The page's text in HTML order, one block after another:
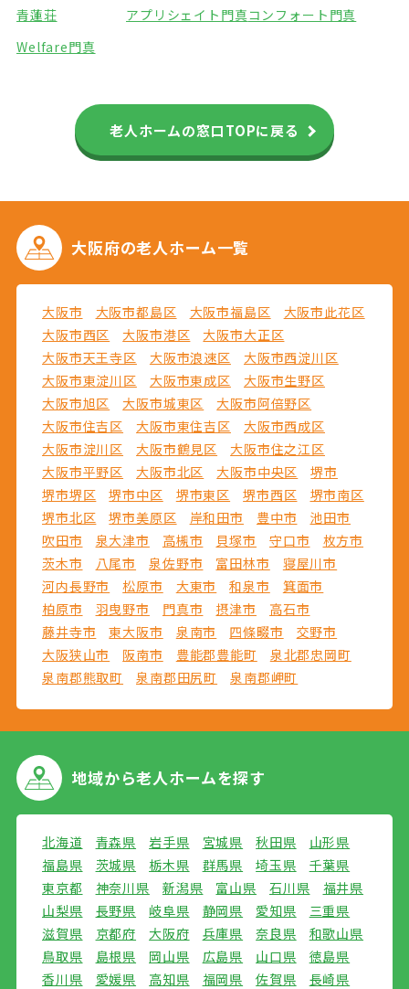
青蓮荘 アプリシェイト門真コンフォート門真
Welfare門真
老人ホームの窓口TOPに戻る
大阪府の老人ホーム一覧
大阪市 大阪市都島区 大阪市福島区
大阪市此花区
大阪市西区
大阪市港区
大阪市大正区
大阪市天王寺区
大阪市浪速区
大阪市西淀川区
大阪市東淀川区
大阪市東成区
大阪市生野区
大阪市旭区
大阪市城東区
大阪市阿倍野区
大阪市住吉区
大阪市東住吉区
大阪市西成区
大阪市淀川区
大阪市鶴見区
大阪市住之江区
大阪市平野区
大阪市北区 大阪市中央区
堺市
堺市堺区
堺市中区 堺市東区 堺市西区
堺市南区
堺市北区
堺市美原区 岸和田市 豊中市
池田市
吹田市
泉大津市 高槻市 貝塚市 守口市
枚方市
茨木市
八尾市 泉佐野市 富田林市
寝屋川市
河内長野市
松原市 大東市 和泉市
箕面市
柏原市
羽曳野市 門真市 摂津市
高石市
藤井寺市
東大阪市 泉南市 四條畷市
交野市
大阪狭山市
阪南市 豊能郡豊能町
泉北郡忠岡町
泉南郡熊取町
泉南郡田尻町 泉南郡岬町
地域から老人ホームを探す
北海道 青森県 岩手県 宮城県 秋田県
山形県
福島県
茨城県 栃木県 群馬県 埼玉県
千葉県
東京都
神奈川県 新潟県 富山県 石川県
福井県
山梨県
長野県 岐阜県 静岡県 愛知県
三重県
滋賀県
京都府 大阪府 兵庫県 奈良県
和歌山県
鳥取県
島根県 岡山県 広島県 山口県
徳島県
香川県
愛媛県 高知県 福岡県 佐賀県
長崎県